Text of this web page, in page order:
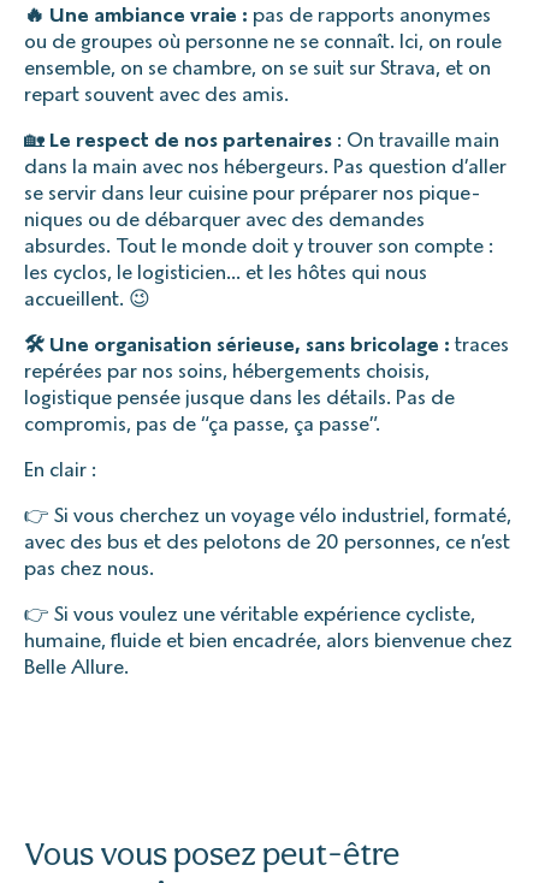
🔥 Une ambiance vraie : pas de rapports anonymes
ou de groupes où personne ne se connaît. Ici, on roule
ensemble, on se chambre, on se suit sur Strava, et on
repart souvent avec des amis.
🏡 Le respect de nos partenaires : On travaille main
dans la main avec nos hébergeurs. Pas question d’aller
se servir dans leur cuisine pour préparer nos pique-
niques ou de débarquer avec des demandes
absurdes. Tout le monde doit y trouver son compte :
les cyclos, le logisticien… et les hôtes qui nous
accueillent. 😉
🛠️ Une organisation sérieuse, sans bricolage : traces
repérées par nos soins, hébergements choisis,
logistique pensée jusque dans les détails. Pas de
compromis, pas de “ça passe, ça passe”.
En clair :
👉 Si vous cherchez un voyage vélo industriel, formaté,
avec des bus et des pelotons de 20 personnes, ce n’est
pas chez nous.
👉 Si vous voulez une véritable expérience cycliste,
humaine, fluide et bien encadrée, alors bienvenue chez
Belle Allure.
Vous vous posez peut-être